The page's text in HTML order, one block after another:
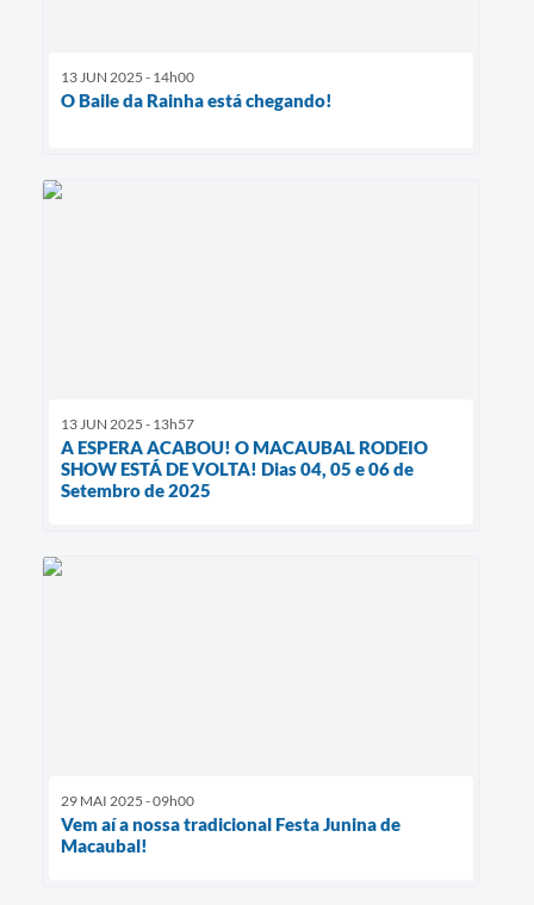
13 JUN 2025 - 14h00
O Baile da Rainha está chegando!
13 JUN 2025 - 13h57
A ESPERA ACABOU! O MACAUBAL RODEIO
SHOW ESTÁ DE VOLTA! Dias 04, 05 e 06 de
Setembro de 2025
29 MAI 2025 - 09h00
Vem aí a nossa tradicional Festa Junina de
Macaubal!